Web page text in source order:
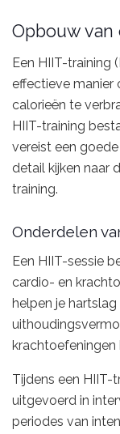
Opbouw
Een HIIT-training
effectieve manier
calorieën te
HIIT-training
vereist een
detail kijken naar
training.
Onderdelen
Een HIIT-sessie
cardio- en
helpen je
krachtoefeningen
Tijdens een HIIT-
uitgevoerd in
periodes van